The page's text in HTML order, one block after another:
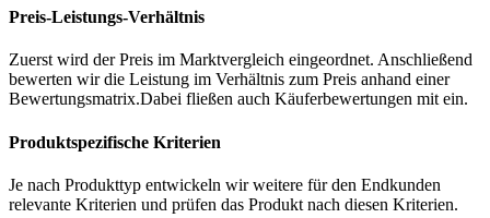
Preis-Leistungs-Verhältnis
Zuerst wird der Preis im Marktvergleich eingeordnet. Anschließend
bewerten wir die Leistung im Verhältnis zum Preis anhand einer
Bewertungsmatrix.Dabei fließen auch Käuferbewertungen mit ein.
Produktspezifische Kriterien
Je nach Produkttyp entwickeln wir weitere für den Endkunden
relevante Kriterien und prüfen das Produkt nach diesen Kriterien.